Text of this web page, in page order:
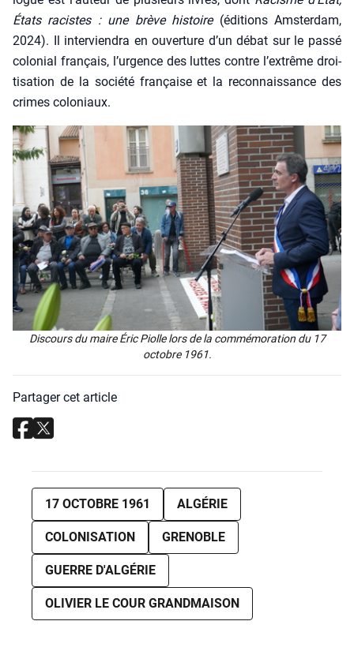
États racistes : une brève his­toire(édi­tions Amster­dam,
2024). Il inter­vien­dra en ouver­ture d’un débat sur le pas­sé
colo­nial fran­çais, l’urgence des luttes contre l’extrême droi­
ti­sa­tion de la socié­té fran­çaise et la recon­nais­sance des
crimes colo­niaux.
Dis­cours du maire Éric Piolle lors de la com­mé­mo­ra­tion du 17
octobre 1961.
Partager cet article
17 OCTOBRE 1961 ALGÉRIE
COLONISATION GRENOBLE
GUERRE D'ALGÉRIE
OLIVIER LE COUR GRANDMAISON